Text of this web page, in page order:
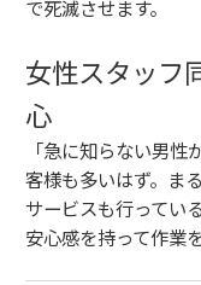
で死滅させます。
女性スタッフ
心
「急に知らない男
客様も多いはず。ま
サービスも行ってい
安心感を持って作業